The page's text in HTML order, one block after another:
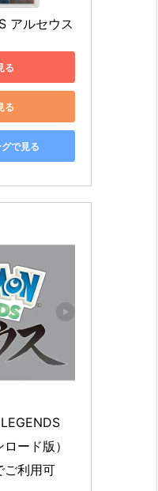
アルセウス
る
る
で見る
ード版）
ご利用可